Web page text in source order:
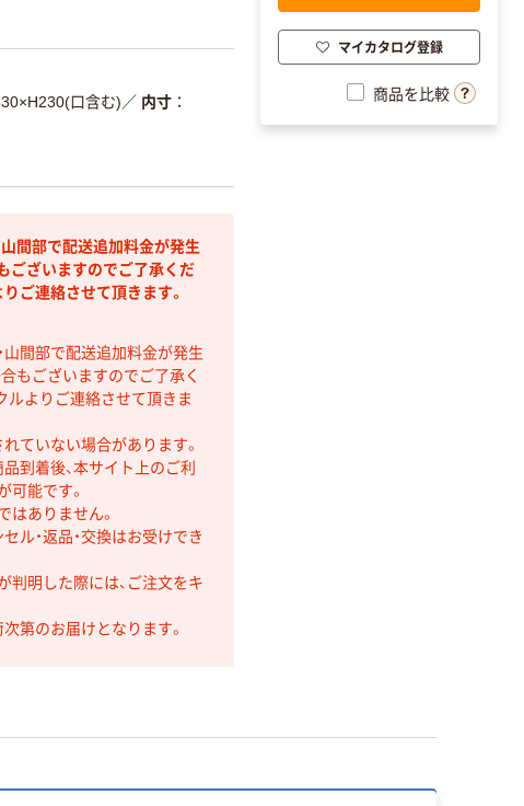
口含む) ／ 内寸
間部で配送追加料金が発生
ございますのでご了承くだ
ご連絡させて頂きます。
山間部で配送追加料金が発生
もございますのでご了承く
ルよりご連絡させて頂きま
ていない場合があります。
到着後、本サイト上のご利
可能です。
ありません。
ル・返品・交換はお受けでき
明した際には、ご注文をキ
第のお届けとなります。
マイカタログ登録
商品を比較